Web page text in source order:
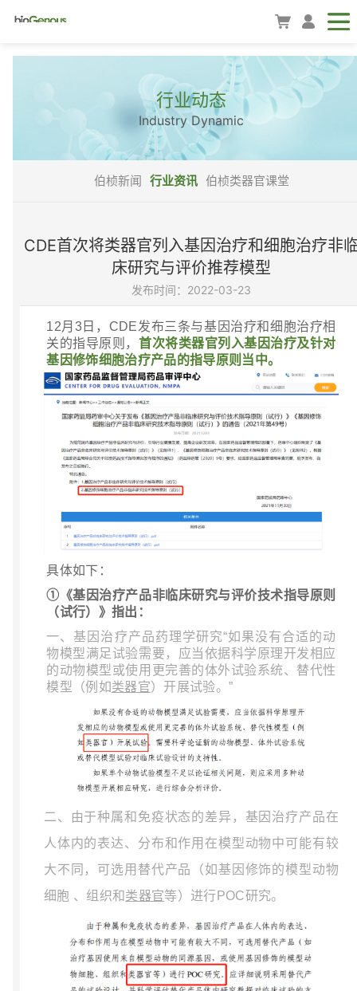
行业动态
Industry Dynamic
伯桢新闻 行业资讯 伯桢类器官课堂
CDE首次将类器官列入基因治疗和细胞治疗非
床研究与评价推荐模型
发布时间：2022-03-23
12月 3 日， CDE发布三条与基因治疗和细胞治疗相
关的指导原则， 首次将类器官列入基因治疗及针对
基因修饰细胞治疗产品的指导原则当中。
具体如下：
①《基因治疗产品非临床研究与评价技术指导原则
（试行）》指出：
一、基因治疗产品药理学研究“如果没有合适的动
物模型满足试验需要，应当依据科学原理开发相应
的动物模型或使用更完善的体外试验系统、替代性
模型（例如类器官）开展试验。”
二、由于种属和免疫状态的差异，基因治疗产品在
人体内的表达、分布和作用在模型动物中可能有较
大不同，可选用替代产品（如基因修饰的模型动物
细胞 、组织和 类器官等）进行 POC研究。